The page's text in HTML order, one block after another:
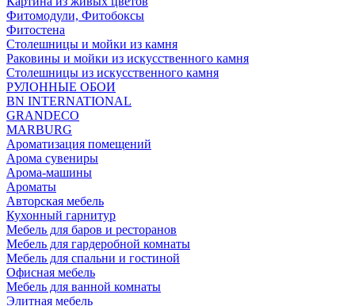
Фитомодули, Фитобоксы
Фитостена
Столешницы и мойки из камня
Раковины и мойки из искусственного камня
Столешницы из искусственного камня
РУЛОННЫЕ ОБОИ
BN INTERNATIONAL
GRANDECO
MARBURG
Ароматизация помещений
Арома сувениры
Арома-машины
Ароматы
Авторская мебель
Кухонный гарнитур
Мебель для баров и ресторанов
Мебель для гардеробной комнаты
Мебель для спальни и гостиной
Офисная мебель
Мебель для ванной комнаты
Элитная мебель